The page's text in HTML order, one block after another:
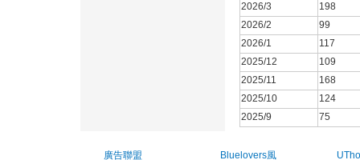
2026/3
198
2026/2
99
2026/1
117
2025/12
109
2025/11
168
2025/10
124
2025/9
75
廣告聯盟
Bluelovers風